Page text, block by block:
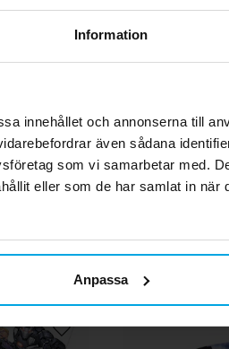
Information
innehållet och annonserna till
även sådana
som vi samarbetar med.
eller som de har samlat in när
Anpassa
köpte